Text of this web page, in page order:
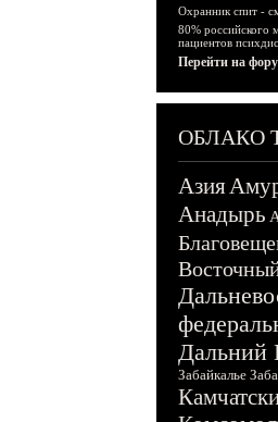
Охранник спит -
80% российского
пациентов
Перейти на
ОБЛАКО
Азия
Анадырь
Дальний
Забайкалье